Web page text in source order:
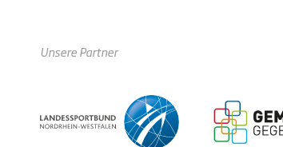
Unsere Partner